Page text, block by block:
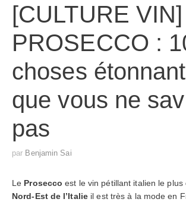
[CULTURE VIN]
PROSECCO :
choses
que vous ne
pas
par Benjamin Sai
Le Prosecco est le vin pétillant italien le plus
Nord-Est de l’Italie il est très à la mode en